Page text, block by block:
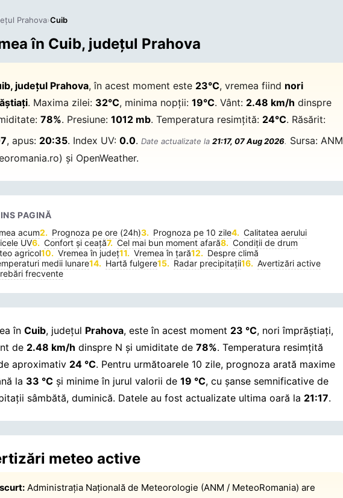
Prahova›Cuib
în Cuib, județul Prahova
județul Prahova, în acest moment este 23°C, vremea fiind nori
. Maxima zilei: 32°C, minima nopții:19°C. Vânt: 2.48 km/h dinspre
78%. Presiune:1012 mb. Temperatura resimțită: 24°C. Răsărit:
, apus: 20:35. Index UV:0.0.Date actualizate la21:17, 07 Aug 2026. Sursa: ANM
și OpenWeather.
PAGINĂ
acum
Prognoza pe ore (24h) Prognoza pe 10 zile
Calitatea aerului
UV
Confort și ceață Cel mai bun moment afară
Condiții de drum
agricol
Vremea în județ Vremea în țară
Despre climă
medii lunare
Hartă fulgere Radar precipitații
Avertizări active
frecvente
înCuib, județul Prahova, este în acest moment 23 °C, nori împrăștiați,
de 2.48 km/h dinspre N și umiditate de78%. Temperatura resimțită
aproximativ 24 °C. Pentru următoarele 10 zile, prognoza arată maxime
la 33 °C și minime în jurul valorii de19 °C, cu șanse semnificative de
sâmbătă, duminică. Datele au fost actualizate ultima oară la 21:17.
meteo active
Administrația Națională de Meteorologie (ANM / MeteoRomania) are